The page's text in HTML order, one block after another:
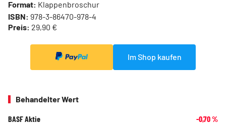
Format: Klappenbroschur
ISBN: 978-3-86470-978-4
Preis: 29,90 €
Im Shop kaufen
Behandelter Wert
BASF Aktie -0,70%